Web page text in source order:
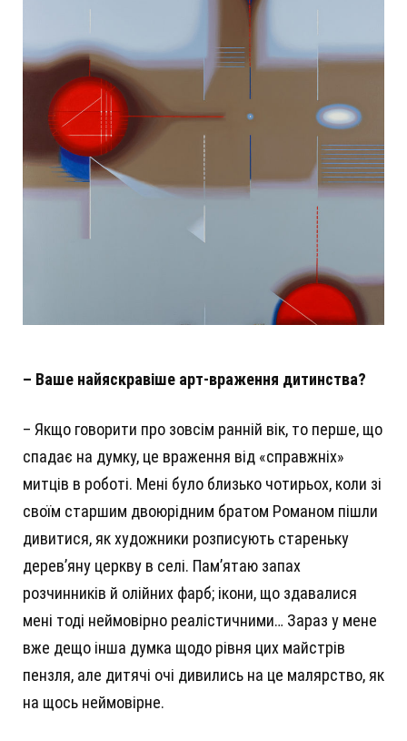
– Ваше найяскравіше арт-враження дитинства?
– Якщо говорити про зовсім ранній вік, то перше, що
спадає на думку, це враження від «справжніх»
митців в роботі. Мені було близько чотирьох, коли зі
своїм старшим двоюрідним братом Романом пішли
дивитися, як художники розписують стареньку
дерев’яну церкву в селі. Пам’ятаю запах
розчинників й олійних фарб; ікони, що здавалися
мені тоді неймовірно реалістичними… Зараз у мене
вже дещо інша думка щодо рівня цих майстрів
пензля, але дитячі очі дивились на це малярство, як
на щось неймовірне.